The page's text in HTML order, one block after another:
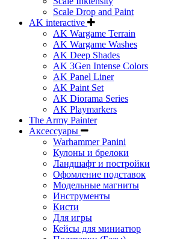
Scale Drop and Paint
AK interactive
AK Wargame Terrain
AK Wargame Washes
AK Deep Shades
AK 3Gen Intense Colors
AK Panel Liner
AK Paint Set
AK Diorama Series
AK Playmarkers
The Army Painter
Аксессуары
Warhammer Panini
Кулоны и брелоки
Ландшафт и постройки
Офомление подставок
Модельные магниты
Инструменты
Кисти
Для игры
Кейсы для миниатюр